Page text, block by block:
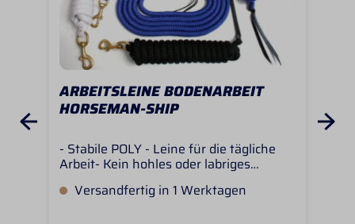
ARBEITSLEINE BODENARBEIT
HORSEMAN-SHIP
- Stabile POLY - Leine für die tägliche
Arbeit- Kein hohles oder labriges
Unentbehrlich für solide Bodenarbeit-
Versandfertig in 1 Werktagen